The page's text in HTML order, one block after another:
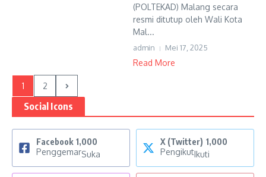
(POLTEKAD) Malang secara
resmi ditutup oleh Wali Kota
Mal...
admin Mei 17, 2025
Read More
1 2
Social Icons
Facebook 1,000
PenggemarSuka
X (Twitter) 1,000
PengikutIkuti